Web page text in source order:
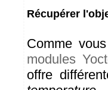
Récupérer
Comme
modules
offre